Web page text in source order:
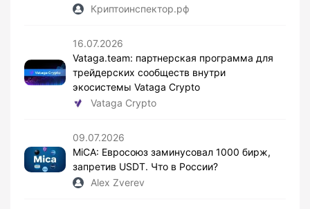
Криптоинспектор.рф
16.07.2026
Vataga.team: партнерская программа для
трейдерских сообществ внутри
экосистемы Vataga Crypto
Vataga Crypto
09.07.2026
MiCA: Евросоюз заминусовал 1000 бирж,
запретив USDT. Что в России?
Alex Zverev